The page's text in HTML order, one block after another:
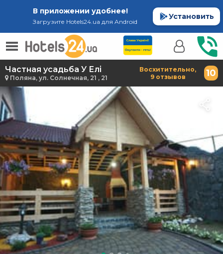
В приложении удобнее!
Загрузите Hotels24.ua для Android
Установить
Частная усадьба У Елі
Поляна, ул. Солнечная, 21 , 21
Восхитительно, 10
9 отзывов